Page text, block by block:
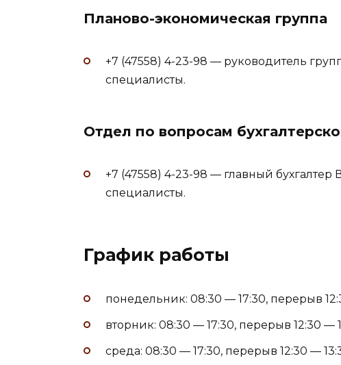
Планово-экономическая группа
+7 (47558) 4-23-98 — руководитель
специалисты.
Отдел по вопросам
+7 (47558) 4-23-98 — главный бухгалтер
специалисты.
График работы
понедельник: 08:30 — 17:30, перерыв
вторник: 08:30 — 17:30, перерыв 12:30 —
среда: 08:30 — 17:30, перерыв 12:30 —